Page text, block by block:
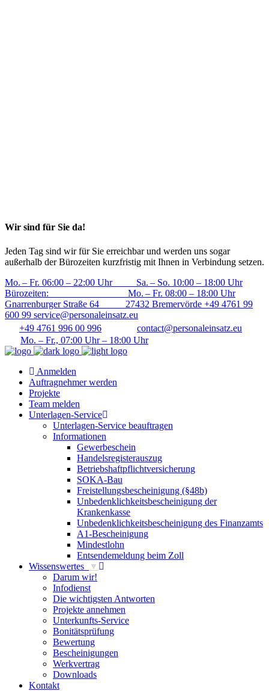
Wir sind für Sie da!
Jeden Tag sind wir für Sie erreichbar und werden uns sogar
außerhalb der Bürozeiten kurzfristig mit Ihnen in Verbindung setzen.
Mo. – Fr. 06:00 – 22:00 Uhr Sa. – So. 10:00 – 18:00 Uhr
Bürozeiten: Mo. – Fr. 08:00 – 18:00 Uhr
Gnarrenburger Straße 64 27432 Bremervörde +49 4761 99
600 99 service@personaleinsatz.eu
+49 4761 996 00 996
contact@personaleinsatz.eu
Mo. – Fr., 07:00 Uhr – 18:00 Uhr
Anmelden
Auftragneh­mer werden
Projekte
Team melden
Unterlagen-Service
Unterlagen-Service beauftragen
Informationen
Gewerbeschein
Handelsre­gisterauszug
Betriebshaft­pflicht­versicherung
SOKA-Bau
Freistellungs­bescheinigung (§48b)
Unbedenklichkeits­bescheinigung der
Krankenkasse
Unbedenklichkeits­bescheinigung des Finanzamts
A1-Bescheinigung
Mindestlohn
Entsendemeldung beim Zoll
Wissenswertes
▼
Darum wir!
Infodienst
Die wichtigsten Antworten
Projekte annehmen
Unterkunfts-Service
Bonitäts­prüfung
Bewertung
Bescheinigungen
Werkvertrag
Downloads
Kontakt